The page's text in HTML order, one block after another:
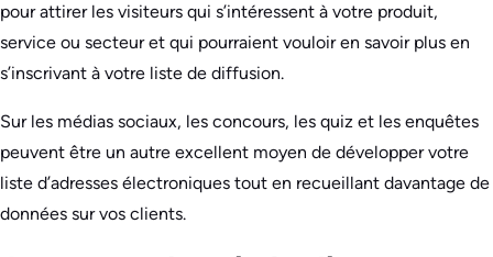
pour attirer les visiteurs qui s’intéressent à votre produit,
service ou secteur et qui pourraient vouloir en savoir plus en
s’inscrivant à votre liste de diffusion.
Sur les médias sociaux, les concours, les quiz et les enquêtes
peuvent être un autre excellent moyen de développer votre
liste d’adresses électroniques tout en recueillant davantage de
données sur vos clients.